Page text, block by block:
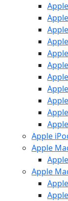
Apple
Apple
Apple